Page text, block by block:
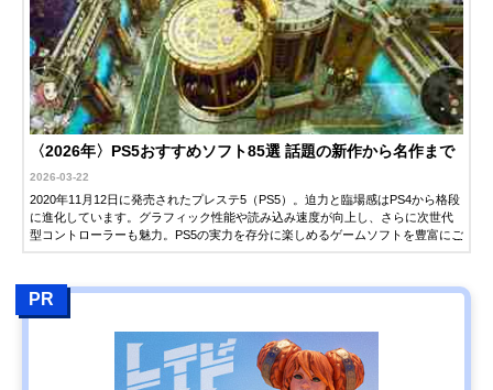
〈2026年〉PS5おすすめソフト85選 話題の新作から名作まで
2026-03-22
2020年11月12日に発売されたプレステ5（PS5）。迫力と臨場感はPS4から格段
に進化しています。グラフィック性能や読み込み速度が向上し、さらに次世代
型コントローラーも魅力。PS5の実力を存分に楽しめるゲームソフトを豊富にご
PR